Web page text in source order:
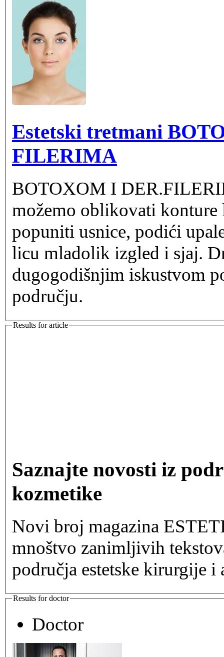
Estetski tretmani
FILERIMA
BOTOXOM I
možemo oblikovati
popuniti usnice, podići
licu mladolik izgled i sjaj.
dugogodišnjim iskustvom
području.
Results for article
Saznajte novosti iz
kozmetike
Novi broj magazina
mnoštvo zanimljivih
područja estetske kirurgije i
Results for doctor
Doctor